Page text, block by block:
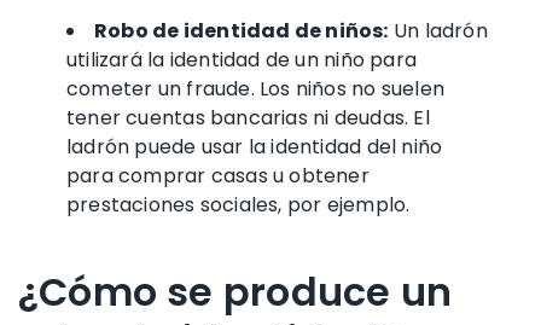
Robo de identidad de niños: Un ladrón
utilizará la identidad de un niño para
cometer un fraude. Los niños no suelen
tenercuentas bancarias ni deudas. El
ladrón puede usar la identidad del niño
para comprar casas u obtener
prestaciones sociales, por ejemplo.
¿Cómo se produce un